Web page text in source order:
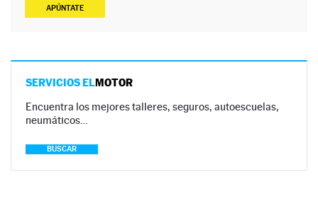
APÚNTATE
SERVICIOS ELMOTOR
Encuentra los mejores talleres, seguros, autoescuelas,
neumáticos…
BUSCAR